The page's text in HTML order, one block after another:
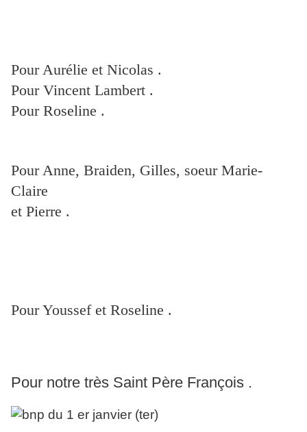
Pour Aurélie et Nicolas .
Pour Vincent Lambert .
Pour Roseline .
Pour Anne, Braiden, Gilles, soeur Marie-
Claire
et Pierre .
Pour Youssef et Roseline .
Pour notre très Saint Père François .